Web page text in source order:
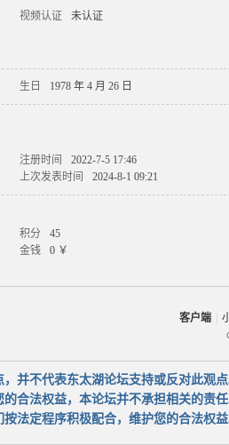
视频认证 未认证
生日 1978 年 4 月 26 日
注册时间 2022-7-5 17:46
上次发表时间 2024-8-1 09:21
积分 45
金钱 0 ￥
客户端
并不代表东太湖论坛支持或反对此观点
合法权益，本论坛并不承担相关的责任
法定程序积极配合，维护您的合法权益